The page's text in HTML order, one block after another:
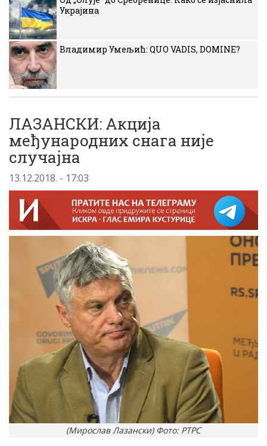
Украјина
Владимир Умељић: QUO VADIS, DOMINE?
ЛАЗАНСКИ: Акција
међународних снага није
случајна
13.12.2018. - 17:03
(Мирослав Лазански) Фото: РТРС